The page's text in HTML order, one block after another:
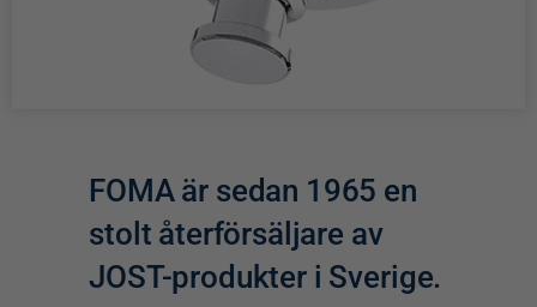
FOMA är sedan 1965 en
stolt återförsäljare av
JOST-produkter i Sverige.